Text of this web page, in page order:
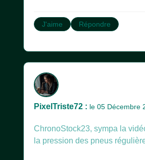
J'aime Répondre
PixelTriste72 : le 05 Décembre
ChronoStock23, sympa la
la pression des pneus